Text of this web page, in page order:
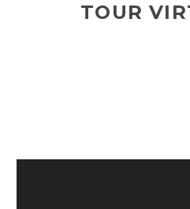
TOUR